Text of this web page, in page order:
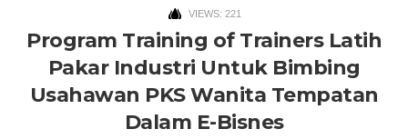
VIEWS: 221
Program Training of Trainers Latih
Pakar Industri Untuk Bimbing
Usahawan PKS Wanita Tempatan
Dalam E-Bisnes